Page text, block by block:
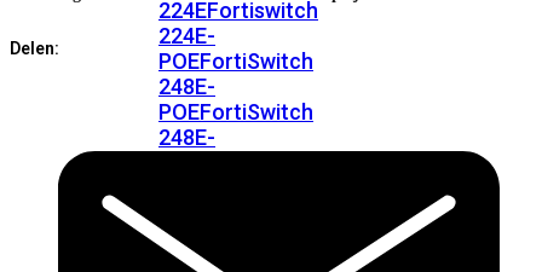
224EFortiswitch
224E-
POEFortiSwitch
248E-
POEFortiSwitch
248E-
Delen: